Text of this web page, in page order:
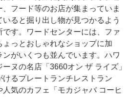
フード等のお店が集まっていま
ると掘り出し物が見つかるよう
す。ワードセンターには、ファ
っとおしゃれなショップに加
ンがいくつも並んでいます。ハワ
ヌの名店「3660オン ザ ライズ」
るプレートランチレストラン
人気のカフェ「モカジャバ コーヒ